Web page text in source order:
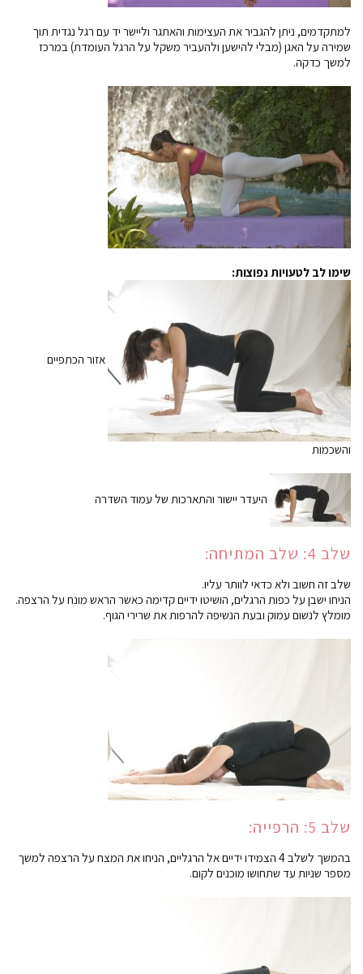
למתקדמים, ניתן להגביר את העצימות והאתגר וליישר יד עם רגל נגדית תוך
שמירה על האגן (מבלי להישען ולהעביר משקל על הרגל העומדת) במרכז
למשך כדקה.
שימו לב לטעויות נפוצות:
אזור הכתפיים
והשכמות
היעדר יישור והתארכות של עמוד השדרה
שלב 4: שלב המתיחה:
שלב זה חשוב ולא כדאי לוותר עליו.
הניחו ישבן על כפות הרגלים, הושיטו ידיים קדימה כאשר הראש מונח על הרצפה.
מומלץ לנשום עמוק ובעת הנשיפה להרפות את שרירי הגוף.
שלב 5: הרפייה:
בהמשך לשלב 4 הצמידו ידיים אל הרגליים, הניחו את המצח על הרצפה למשך
מספר שניות עד שתחושו מוכנים לקום.